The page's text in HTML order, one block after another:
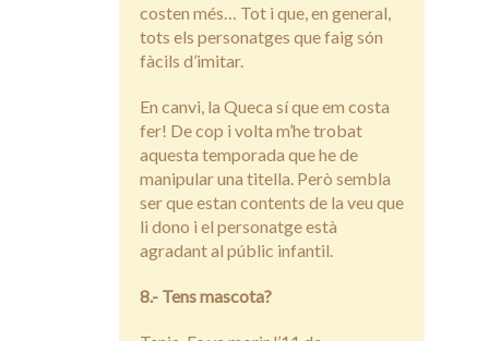
costen més… Tot i que, en general,
tots els personatges que faig són
fàcils d’imitar.
En canvi, la Queca sí que em costa
fer! De cop i volta m’he trobat
aquesta temporada que he de
manipular una titella. Però sembla
ser que estan contents de la veu que
li dono i el personatge està
agradant al públic infantil.
8.- Tens mascota?